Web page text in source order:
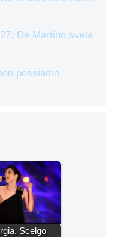
De Martino svela
possiamo
Scelgo